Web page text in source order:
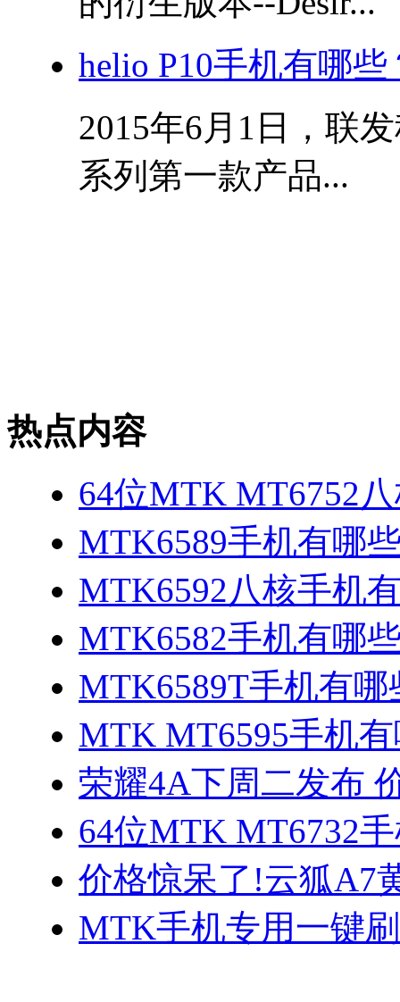
helio P10手机有哪
2015年6月1日，联
系列第一款产品...
热点内容
64位MTK MT6752
MTK6589手机有哪
MTK6592八核手机
MTK6582手机有哪
MTK6589T手机有
MTK MT6595手机
荣耀4A下周二发布
64位MTK MT6732
价格惊呆了!云狐A7
MTK手机专用一键